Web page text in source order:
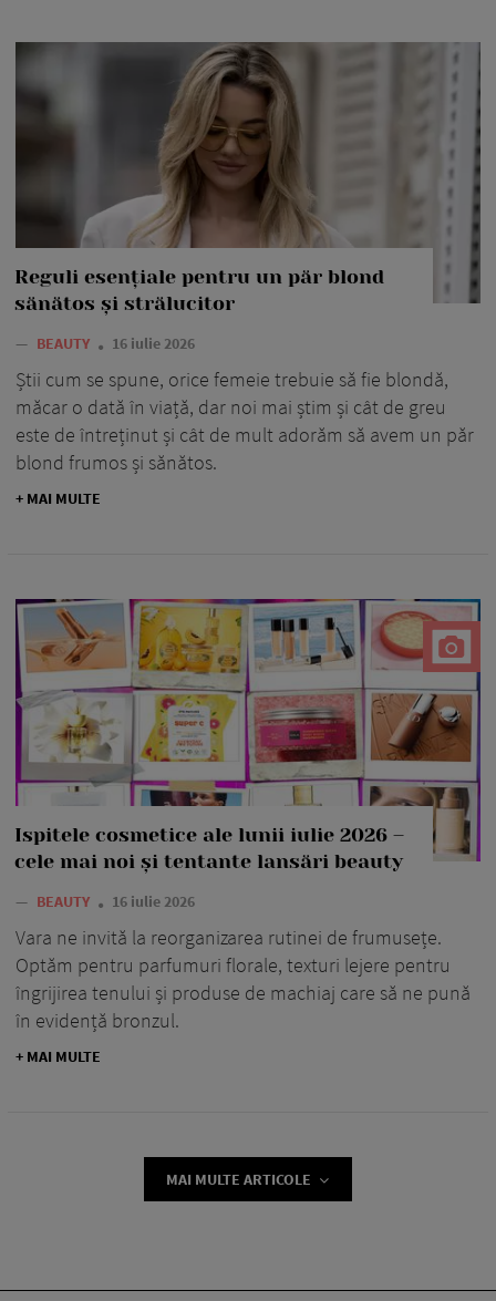
Reguli esențiale pentru un păr blond
sănătos și strălucitor
— BEAUTY 16 iulie 2026
Știi cum se spune, orice femeie trebuie să fie blondă,
măcar o dată în viață, dar noi mai știm și cât de greu
este de întreținut și cât de mult adorăm să avem un păr
blond frumos și sănătos.
+ MAI MULTE
Ispitele cosmetice ale lunii iulie 2026 –
cele mai noi și tentante lansări beauty
— BEAUTY 16 iulie 2026
Vara ne invită la reorganizarea rutinei de frumusețe.
Optăm pentru parfumuri florale, texturi lejere pentru
îngrijirea tenului și produse de machiaj care să ne pună
în evidență bronzul.
+ MAI MULTE
MAI MULTE ARTICOLE